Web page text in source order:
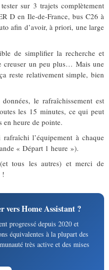
sur 3 trajets complètement
D en Ile-de-France, bus C26 à
afin d’avoir, à priori, une large
de simplifier la recherche et
creuser un peu plus… Mais une
reste relativement simple, bien
le rafraîchissement est
les 15 minutes, ce qui peut
en heure de pointe.
l’équipement à chaque
« Départ 1 heure »).
tous les autres) et merci de
!
vers Home Assistant ?
progressé depuis 2020 et
équivalentes à la plupart des
très active et des mises